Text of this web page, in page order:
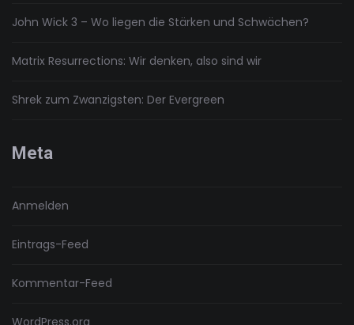
John Wick 3 – Wo liegen die Stärken und Schwächen?
Matrix Resurrections: Wir denken, also sind wir
Shrek zum Zwanzigsten: Der Evergreen
Meta
Anmelden
Eintrags-Feed
Kommentar-Feed
WordPress.org